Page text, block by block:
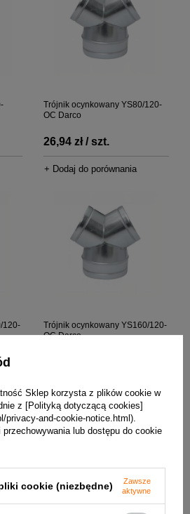
Trójnik ocynkowany YS80/120-
OC Darco
26,94 zł / szt.
+ Dodaj do porównania
120-
Trójnik ocynkowany YS160/120-
OC Darco
+ Dodaj do porównania
Sklep korzysta z plików cookie w
z [Polityką dotyczącą cookies]
privacy-and-cookie-notice.html).
lub dostępu do cookie
cookie (niezbędne)
Zawsze
aktywne